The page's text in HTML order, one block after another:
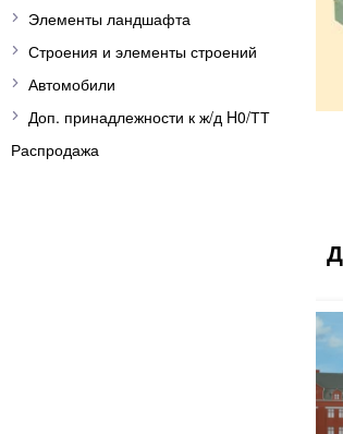
Элементы ландшафта
Строения и элементы строений
Автомобили
Доп. принадлежности к ж/д H0/ТТ
Распродажа